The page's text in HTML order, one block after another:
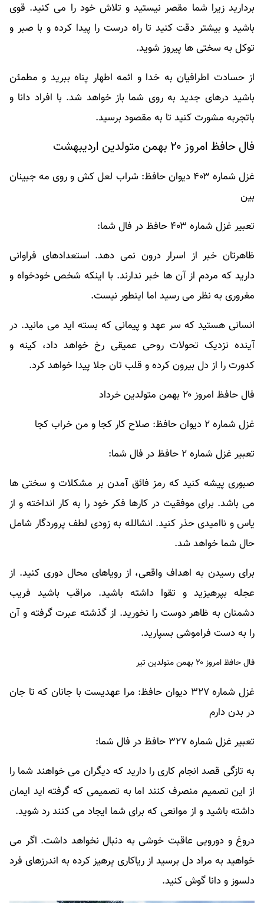
بردارید زیرا شما مقصر نیستید و تلاش خود را می کنید. قوی
باشید و بیشتر دقت کنید تا راه درست را پیدا کرده و با صبر و
توکل به سختی ها پیروز شوید.
از حسادت اطرافیان به خدا و ائمه اطهار پناه ببرید و مطمئن
باشید درهای جدید به روی شما باز خواهد شد. با افراد دانا و
باتجربه مشورت کنید تا به مقصود برسید.
فال حافظ امروز ۲۰ بهمن متولدین اردیبهشت
غزل شماره ۴۰۳ دیوان حافظ: شراب لعل کش و روی مه جبینان
بین
تعبیر غزل شماره ۴۰۳ حافظ در فال شما:
ظاهرتان خبر از اسرار درون نمی دهد. استعدادهای فراوانی
دارید که مردم از آن ها خبر ندارند. با اینکه شخص خودخواه و
مغروری به نظر می رسید اما اینطور نیست.
انسانی هستید که سر عهد و پیمانی که بسته اید می مانید. در
آینده نزدیک تحولات روحی عمیقی رخ خواهد داد، کینه و
کدورت را از دل بیرون کرده و قلب تان جلا پیدا خواهد کرد.
فال حافظ امروز ۲۰ بهمن متولدین خرداد
غزل شماره ۲ دیوان حافظ: صلاح کار کجا و من خراب کجا
تعبیر غزل شماره ۲ حافظ در فال شما:
صبوری پیشه کنید که رمز فائق آمدن بر مشکلات و سختی ها
می باشد. برای موفقیت در کارها فکر خود را به کار انداخته و از
یاس و ناامیدی حذر کنید. انشالله به زودی لطف پروردگار شامل
حال شما خواهد شد.
برای رسیدن به اهداف واقعی، از رویاهای محال دوری کنید. از
عجله بپرهیزید و تقوا داشته باشید. مراقب باشید فریب
دشمنان به ظاهر دوست را نخورید. از گذشته عبرت گرفته و آن
را به دست فراموشی بسپارید.
فال حافظ امروز ۲۰ بهمن متولدین تیر
غزل شماره ۳۲۷ دیوان حافظ: مرا عهدیست با جانان که تا جان
در بدن دارم
تعبیر غزل شماره ۳۲۷ حافظ در فال شما:
به تازگی قصد انجام کاری را دارید که دیگران می خواهند شما را
از این تصمیم منصرف کنند اما به تصمیمی که گرفته اید ایمان
داشته باشید و از موانعی که برای شما ایجاد می کنند رد شوید.
دروغ و دورویی عاقبت خوشی به دنبال نخواهد داشت. اگر می
خواهید به مراد دل برسید از ریاکاری پرهیز کرده به اندرزهای فرد
دلسوز و دانا گوش کنید.